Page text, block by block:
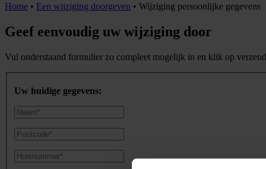
Home • Een wijziging doorgeven • Wijziging persoonlijke gegevens
Geef eenvoudig uw wijziging door
Vul onderstaand formulier zo compleet mogelijk in en klik op
Uw huidige gegevens: